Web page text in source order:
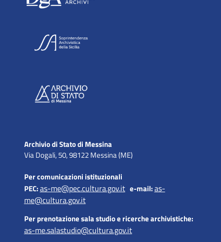
Archivio di Stato di Messina
Via Dogali, 50, 98122 Messina (ME)
Per comunicazioni istituzionali
PEC:as-me@pec.cultura.gov.it e-mail:as-
me@cultura.gov.it
Per prenotazione sala studio e ricerche archivistiche:
as-me.salastudio@cultura.gov.it